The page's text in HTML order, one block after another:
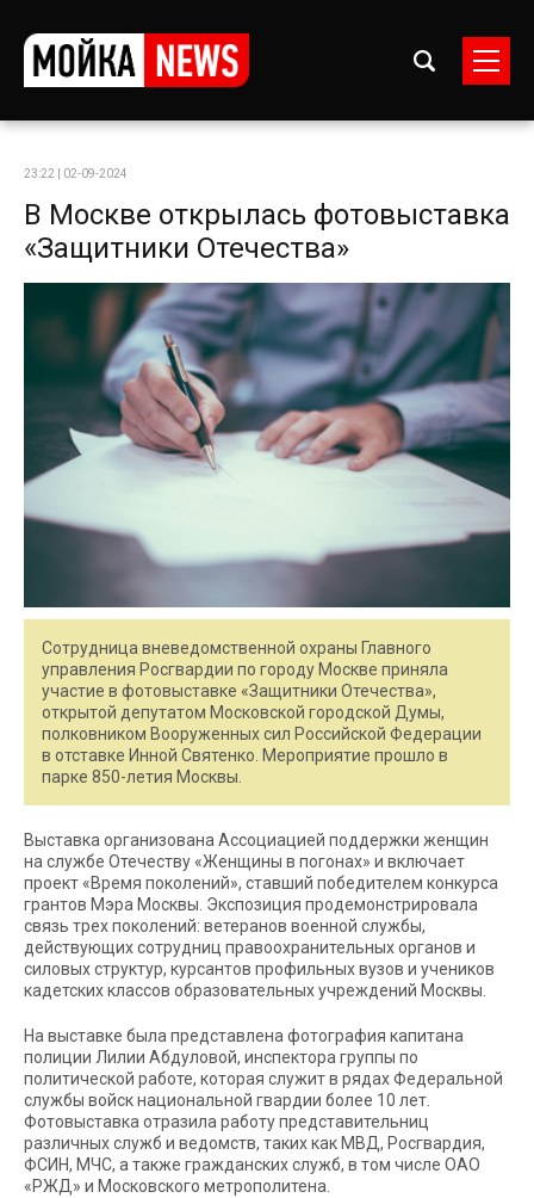
23:22 | 02-09-2024
В Москве открылась фотовыставка
«Защитники Отечества»
Сотрудница вневедомственной охраны Главного
управления Росгвардии по городу Москве приняла
участие в фотовыставке «Защитники Отечества»,
открытой депутатом Московской городской Думы,
полковником Вооруженных сил Российской Федерации
в отставке Инной Святенко. Мероприятие прошло в
парке 850-летия Москвы.
Выставка организована Ассоциацией поддержки женщин
на службе Отечеству «Женщины в погонах» и включает
проект «Время поколений», ставший победителем конкурса
грантов Мэра Москвы. Экспозиция продемонстрировала
связь трех поколений: ветеранов военной службы,
действующих сотрудниц правоохранительных органов и
силовых структур, курсантов профильных вузов и учеников
кадетских классов образовательных учреждений Москвы.
На выставке была представлена фотография капитана
полиции Лилии Абдуловой, инспектора группы по
политической работе, которая служит в рядах Федеральной
службы войск национальной гвардии более 10 лет.
Фотовыставка отразила работу представительниц
различных служб и ведомств, таких как МВД, Росгвардия,
ФСИН, МЧС, а также гражданских служб, в том числе ОАО
«РЖД» и Московского метрополитена.